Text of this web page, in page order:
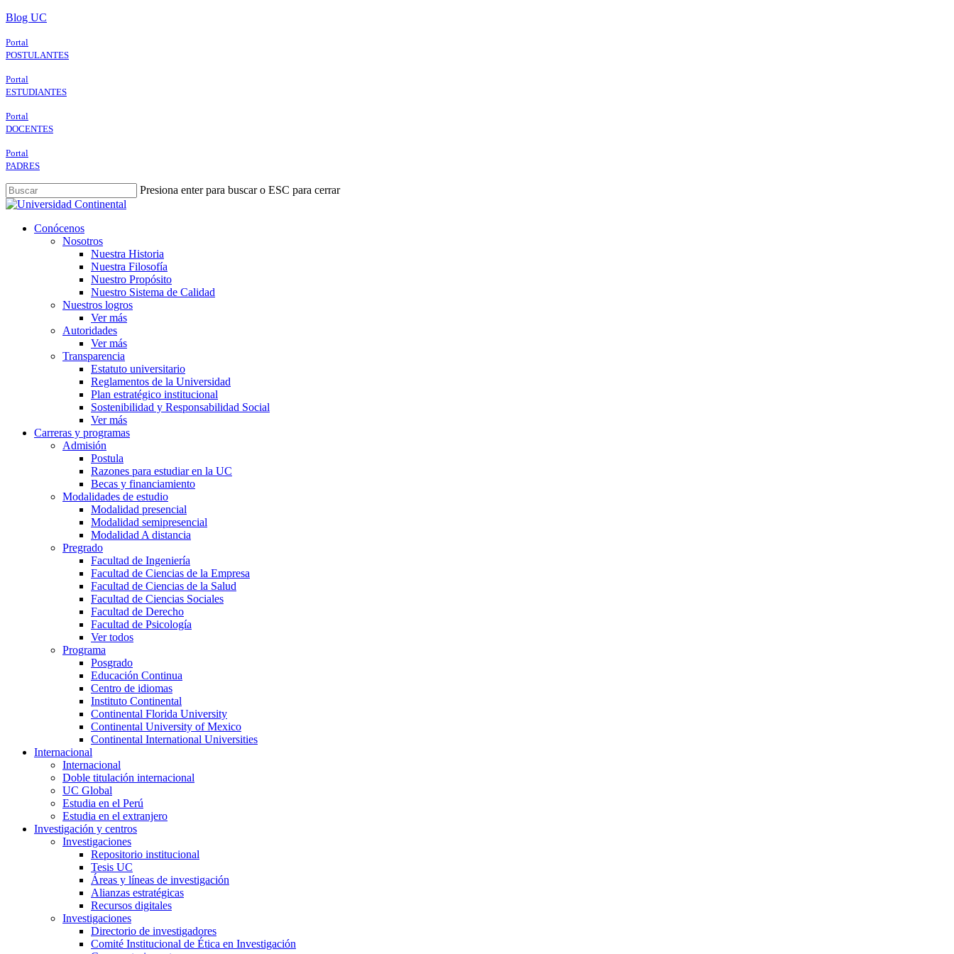
Skip
main
content
Blog UC
Portal
POSTULANTES
Portal
ESTUDIANTES
Portal
DOCENTES
Portal
PADRES
Presiona enter para buscar o ESC para cerrar
Close
search
Menu
Conócenos
Nosotros
Nuestra Historia
Nuestra Filosofía
Nuestro Propósito
Nuestro Sistema de Calidad
Nuestros logros
Ver más
Autoridades
Ver más
Transparencia
Estatuto universitario
Reglamentos de la Universidad
Plan estratégico institucional
Sostenibilidad y Responsabilidad Social
Ver más
Carreras y programas
Admisión
Postula
Razones para estudiar en la UC
Becas y financiamiento
Modalidades de estudio
Modalidad presencial
Modalidad semipresencial
Modalidad A distancia
Pregrado
Facultad de Ingeniería
Facultad de Ciencias de la Empresa
Facultad de Ciencias de la Salud
Facultad de Ciencias Sociales
Facultad de Derecho
Facultad de Psicología
Ver todos
Programa
Posgrado
Educación Continua
Centro de idiomas
Instituto Continental
Continental Florida University
Continental University of Mexico
Continental International Universities
Internacional
Internacional
Doble titulación internacional
UC Global
Estudia en el Perú
Estudia en el extranjero
Investigación y centros
Investigaciones
Repositorio institucional
Tesis UC
Áreas y líneas de investigación
Alianzas estratégicas
Recursos digitales
Investigaciones
Directorio de investigadores
Comité Institucional de Ética en Investigación